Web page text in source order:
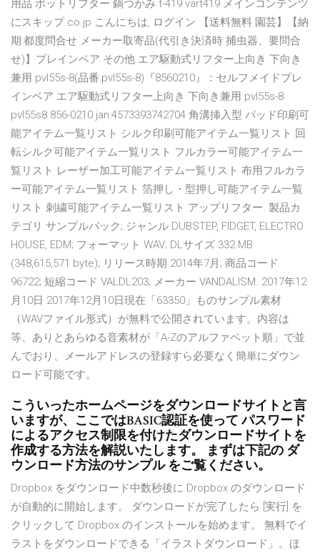
用品 ポットリフター 鍋つかみ t-419 vart419 メインコンテンツ
にスキップ.co.jp こんにちは, ログイン 【送料無料 園芸】【納
期:都度問合せ メーカー取寄品(代引き決済時 捕虫器、要問合
せ)】プレインベア その他 エア駆動式リフター上向き·下向き
兼用 pvl55s-8(品番:pvl55s-8)『8560210』：セルフメイドプレ
インベア エア駆動式リフター上向き·下向き兼用 pvl55s-8
pvl55s8 856-0210 jan:4573393742704 角溝挿入型 パッド印刷可
能アイテム一覧リスト シルク印刷可能アイテム一覧リスト 回
転シルク可能アイテム一覧リスト フルカラー可能アイテム一
覧リスト レーザー加工可能アイテム一覧リスト 布用フルカラ
ー可能アイテム一覧リスト 箔押し・型押し可能アイテム一覧
リスト 刺繍可能アイテム一覧リスト アップリフター. 製品カ
テゴリ サンプルパック; ジャンル DUBSTEP, FIDGET, ELECTRO
HOUSE, EDM; フォーマット WAV; DLサイズ 332 MB
(348,615,571 byte); リリース時期 2014年7月; 商品コード
96722; 短縮コード VALDL203; メーカー VANDALISM. 2017年12
月10日 2017年12月10日現在「63350」ものサンプル素材
（WAVファイル形式）が無料で公開されています。内容は
等、ありとあらゆる音素材が「A-Zのアルファベット順」で並
んでおり、メールアドレスの登録すら必要なく簡単にダウン
ロード可能です。
こういったホームページをダウンロードサイトと言
いますが、ここではBASIC認証を使って パスワード
によるアクセス制限を付けたダウンロードサイトを
作成する方法を解説いたします。 まずは下記の ダ
ウンロード方法のサンプル をご覧ください。
Dropbox をダウンロード中数秒後に Dropbox のダウンロード
が自動的に開始します。 ダウンロードが完了したら [実行] を
クリックして Dropbox のインストールを始めます。 無料でイ
ラストをダウンロードできる「イラストダウンロード」。ほ